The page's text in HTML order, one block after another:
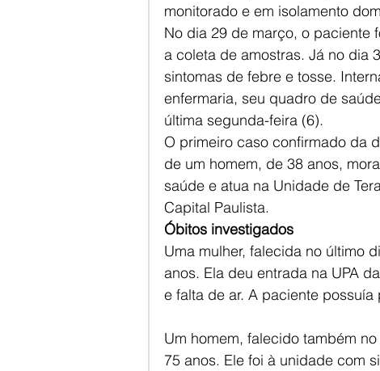
monitorado e em isolamento
No dia 29 de março, o paciente
a coleta de amostras. Já no dia
sintomas de febre e tosse.
enfermaria, seu quadro de
última segunda-feira (6).
O primeiro caso confirmado da
de um homem, de 38 anos,
saúde e atua na Unidade de
Capital Paulista.
Óbitos investigados
Uma mulher, falecida no último
anos. Ela deu entrada na UPA
e falta de ar. A paciente
Um homem, falecido também
75 anos. Ele foi à unidade com